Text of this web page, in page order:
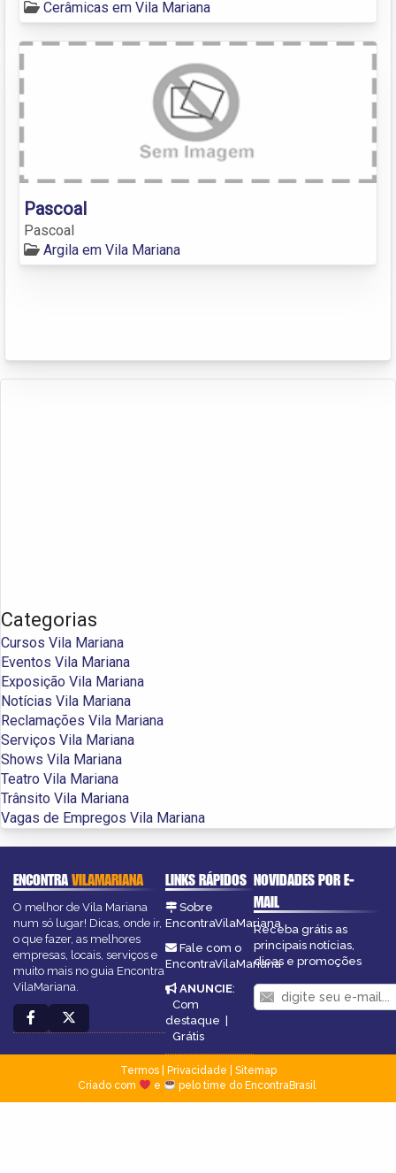
Cerâmicas em Vila Mariana
Pascoal
Pascoal
Argila em Vila Mariana
Categorias
Cursos Vila Mariana
Eventos Vila Mariana
Exposição Vila Mariana
Notícias Vila Mariana
Reclamações Vila Mariana
Serviços Vila Mariana
Shows Vila Mariana
Teatro Vila Mariana
Trânsito Vila Mariana
Vagas de Empregos Vila Mariana
ENCONTRAVILAMARIANA
O melhor de Vila Mariana
num só lugar! Dicas, onde ir,
o que fazer, as melhores
empresas, locais, serviços e
muito mais no guia Encontra
VilaMariana.
LINKS RÁPIDOS
Sobre
EncontraVilaMariana
Fale com o
EncontraVilaMariana
ANUNCIE:
Com
destaque |
Grátis
NOVIDADES POR E-
MAIL
Receba grátis as
principais notícias,
dicas e promoções
Termos| Privacidade
Sitemap
Criado com
e pelo time do EncontraBrasil